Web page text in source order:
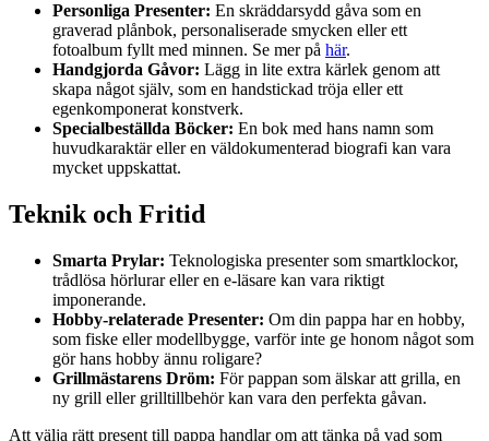
Personliga Presenter: En skräddarsydd gåva som en
graverad plånbok, personaliserade smycken eller ett
fotoalbum fyllt med minnen. Se mer på här.
Handgjorda Gåvor: Lägg in lite extra kärlek genom att
skapa något själv, som en handstickad tröja eller ett
egenkomponerat konstverk.
Specialbeställda Böcker: En bok med hans namn som
huvudkaraktär eller en väldokumenterad biografi kan vara
mycket uppskattat.
Teknik och Fritid
Smarta Prylar: Teknologiska presenter som smartklockor,
trådlösa hörlurar eller en e-läsare kan vara riktigt
imponerande.
Hobby-relaterade Presenter: Om din pappa har en hobby,
som fiske eller modellbygge, varför inte ge honom något som
gör hans hobby ännu roligare?
Grillmästarens Dröm: För pappan som älskar att grilla, en
ny grill eller grilltillbehör kan vara den perfekta gåvan.
Att välja rätt present till pappa handlar om att tänka på vad som